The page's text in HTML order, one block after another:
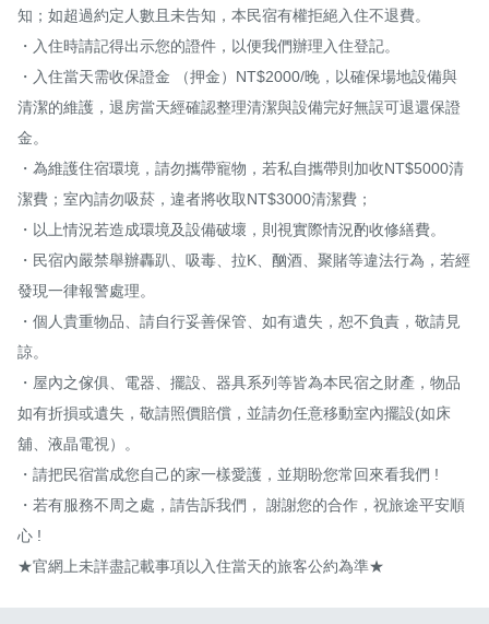
知；如超過約定人數且未告知，本民宿有權拒絕入住不退費。
・入住時請記得出示您的證件，以便我們辦理入住登記。
・入住當天需收保證金 （押金）NT$2000/晚，以確保場地設備與
清潔的維護，退房當天經確認整理清潔與設備完好無誤可退還保證
金。
・為維護住宿環境，請勿攜帶寵物，若私自攜帶則加收NT$5000清
潔費；室內請勿吸菸，違者將收取NT$3000清潔費；
・以上情況若造成環境及設備破壞，則視實際情況酌收修繕費。
・民宿內嚴禁舉辦轟趴、吸毒、拉K、酗酒、聚賭等違法行為，若經
發現一律報警處理。
・個人貴重物品、請自行妥善保管、如有遺失，恕不負責，敬請見
諒。
・屋內之傢俱、電器、擺設、器具系列等皆為本民宿之財產，物品
如有折損或遺失，敬請照價賠償，並請勿任意移動室內擺設(如床
舖、液晶電視）。
・請把民宿當成您自己的家一樣愛護，並期盼您常回來看我們 !
・若有服務不周之處，請告訴我們， 謝謝您的合作，祝旅途平安順
心 !
★官網上未詳盡記載事項以入住當天的旅客公約為準★